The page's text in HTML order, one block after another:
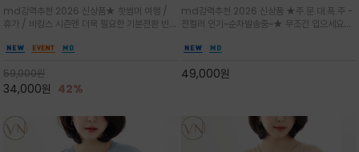
빈티지 프린트로 여름 하의와 모두 잘어
울리는 그래픽
md강력추천 2026 신상품★ 핫썸머 여행 /
휴가 / 바캉스 시즌엔 더욱 필요한 기분전환 빈티
키 컬러 위에 빈티지한 크랙 효과의 레트로 감성
완성
59,000원
34,000원 42%
가벼운 아이템 / 여행 / 일상 / 운동 모
두 가능한 아이템
md강력추천 2026 신상품 ★주.문.대.폭.주 -
전컬러 인기~순차발송중~★ 무조건 입으세요~~
입니다^^가볍고 드라이한 터치감의 나일론 소
룩, 모임룩, 데일리룩까지 다양하게
49,000원